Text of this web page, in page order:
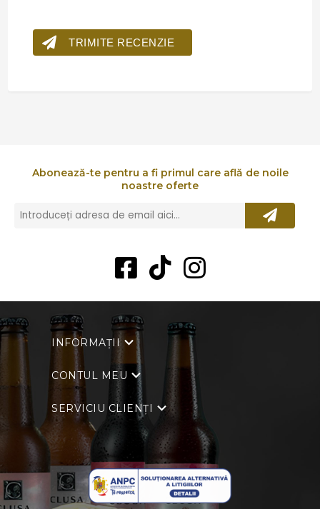
TRIMITE RECENZIE
Abonează-te pentru a fi primul care află de noile
noastre oferte
INFORMAȚII
CONTUL MEU
SERVICIU CLIENȚI